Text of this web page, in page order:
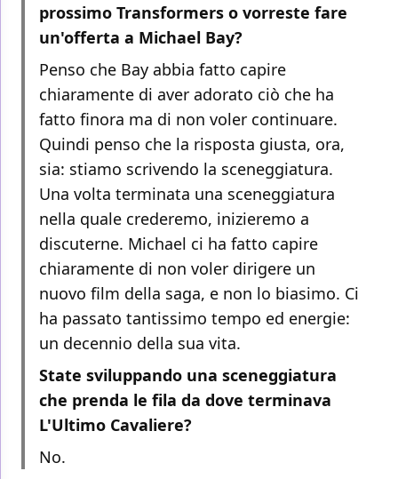
prossimo Transformers o vorreste fare
un'offerta a Michael Bay?
Penso che Bay abbia fatto capire
chiaramente di aver adorato ciò che ha
fatto finora ma di non voler continuare.
Quindi penso che la risposta giusta, ora,
sia: stiamo scrivendo la sceneggiatura.
Una volta terminata una sceneggiatura
nella quale crederemo, inizieremo a
discuterne. Michael ci ha fatto capire
chiaramente di non voler dirigere un
nuovo film della saga, e non lo biasimo. Ci
ha passato tantissimo tempo ed energie:
un decennio della sua vita.
State sviluppando una sceneggiatura
che prenda le fila da dove terminava
L'Ultimo Cavaliere?
No.